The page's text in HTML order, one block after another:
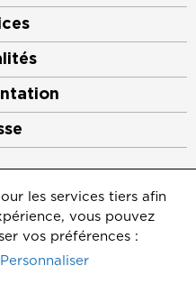
données personnelles
les services tiers afin
vous pouvez
vos préférences :
Personnaliser